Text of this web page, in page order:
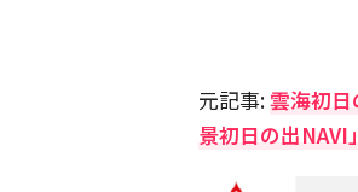
元記事:雲海初
景初日の出NAVI